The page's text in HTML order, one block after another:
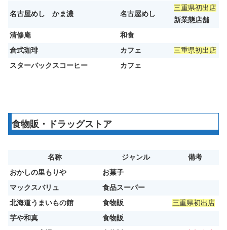
名古屋めし かま濃 名古屋めし
三重県初出店
新業態店舗
清修庵
和食
倉式珈琲
カフェ
三重県初出店
スターバックスコーヒー
カフェ
食物販・ドラッグストア
名称 ジャンル
備考
おかしの里もりや
お菓子
マックスバリュ
食品スーパー
北海道うまいもの館
食物販
三重県初出店
芋や和真
食物販